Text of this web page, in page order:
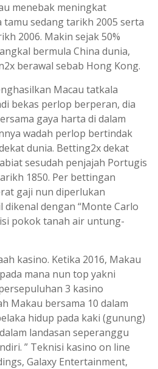
menebak meningkat
sedang tarikh 2005 serta
2006. Makin sejak 50%
bermula China dunia,
berawal sebab Hong Kong.
Macau tatkala
bekas perlop berperan, dia
gaya harta di dalam
wadah perlop bertindak
dunia. Betting2x dekat
sesudah penjajah Portugis
1850. Per bettingan
gaji nun diperlukan
dengan “Monte Carlo
pokok tanah air untung-
kasino. Ketika 2016, Makau
mana nun top yakni
3 kasino
Makau bersama 10 dalam
hidup pada kaki (gunung)
landasan seperanggu
” Teknisi kasino on line
Galaxy Entertainment,